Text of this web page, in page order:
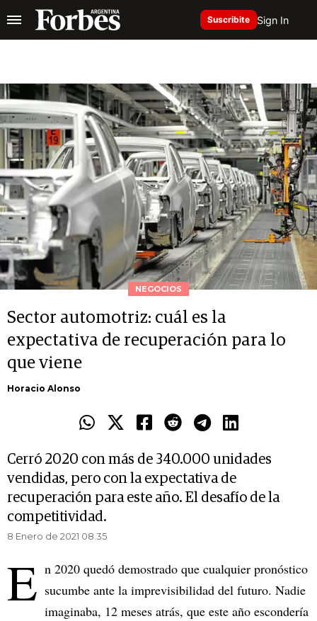
Suscribite Sign In
NEGOCIOS
Sector automotriz: cuál es la
expectativa de recuperación para lo
que viene
Horacio Alonso
Cerró 2020 con más de 340.000 unidades
vendidas, pero con la expectativa de
recuperación para este año. El desafío de la
competitividad.
8 Enero de 2021 08.35
E n 2020 quedó demostrado que cualquier pronóstico
sucumbe ante la imprevisibilidad del futuro. Nadie
imaginaba, 12 meses atrás, que este año escondería